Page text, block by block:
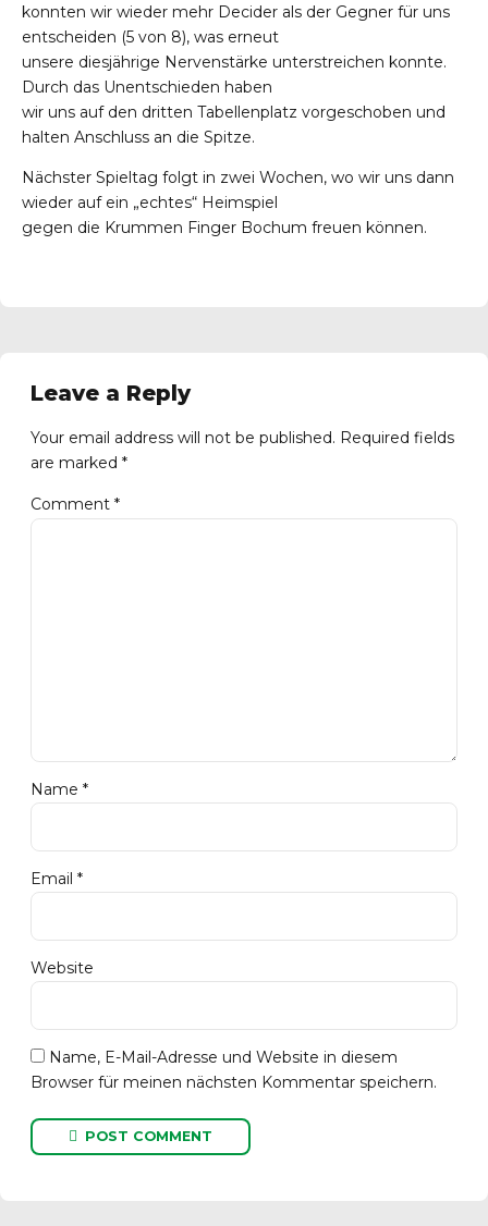
konnten wir wieder mehr Decider als der Gegner für uns
entscheiden (5 von 8), was erneut
unsere diesjährige Nervenstärke unterstreichen konnte.
Durch das Unentschieden haben
wir uns auf den dritten Tabellenplatz vorgeschoben und
halten Anschluss an die Spitze.
Nächster Spieltag folgt in zwei Wochen, wo wir uns dann
wieder auf ein „echtes“ Heimspiel
gegen die Krummen Finger Bochum freuen können.
Leave a Reply
Your email address will not be published. Required fields
are marked *
Comment *
Name *
Email *
Website
Name, E-Mail-Adresse und Website in diesem
Browser für meinen nächsten Kommentar speichern.
POST COMMENT